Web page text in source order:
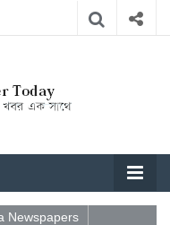
Newspapers